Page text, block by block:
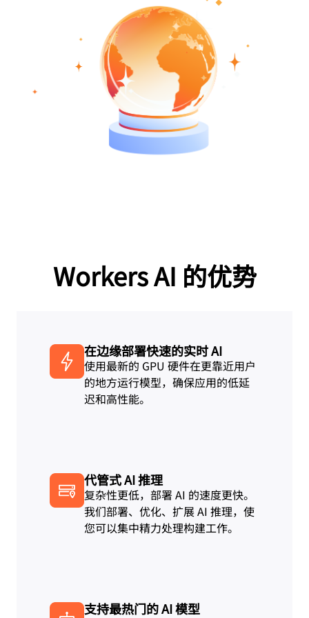
Workers AI 的优势
在边缘部署快速的实时 AI
使用最新的 GPU 硬件在更靠近用户
的地方运行模型，确保应用的低延
迟和高性能。
代管式 AI 推理
复杂性更低，部署 AI 的速度更快。
我们部署、优化、扩展 AI 推理，使
您可以集中精力处理构建工作。
支持最热门的 AI 模型